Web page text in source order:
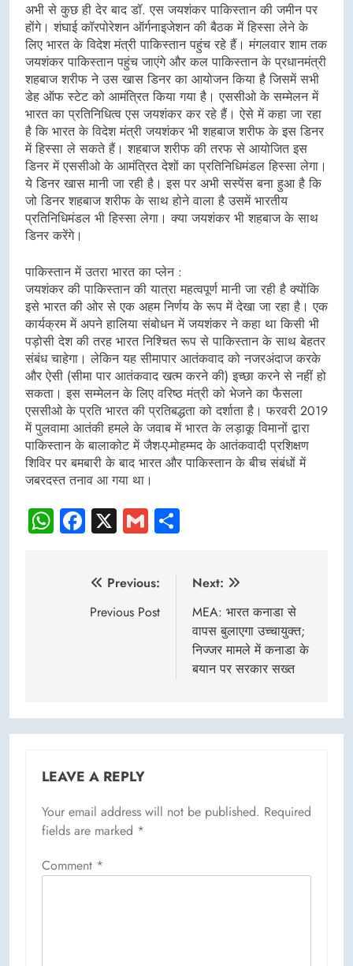
अभी से कुछ ही देर बाद डॉ. एस जयशंकर पाकिस्तान की जमीन पर
होंगे। शंघाई कॉरपोरेशन ऑर्गनाइजेशन की बैठक में हिस्सा लेने के
लिए भारत के विदेश मंत्री पाकिस्तान पहुंच रहे हैं। मंगलवार शाम तक
जयशंकर पाकिस्तान पहुंच जाएंगे और कल पाकिस्तान के प्रधानमंत्री
शहबाज शरीफ ने उस खास डिनर का आयोजन किया है जिसमें सभी
डेह ऑफ स्टेट को आमंत्रित किया गया है। एससीओ के सम्मेलन में
भारत का प्रतिनिधित्व एस जयशंकर कर रहे हैं। ऐसे में कहा जा रहा
है कि भारत के विदेश मंत्री जयशंकर भी शहबाज शरीफ के इस डिनर
में हिस्सा ले सकते हैं। शहबाज शरीफ की तरफ से आयोजित इस
डिनर में एससीओ के आमंत्रित देशों का प्रतिनिधिमंडल हिस्सा लेगा।
ये डिनर खास मानी जा रही है। इस पर अभी सस्पेंस बना हुआ है कि
जो डिनर शहबाज शरीफ के साथ होने वाला है उसमें भारतीय
प्रतिनिधिमंडल भी हिस्सा लेगा। क्या जयशंकर भी शहबाज के साथ
डिनर करेंगे।
पाकिस्तान में उतरा भारत का प्लेन :
जयशंकर की पाकिस्तान की यात्रा महत्वपूर्ण मानी जा रही है क्योंकि
इसे भारत की ओर से एक अहम निर्णय के रूप में देखा जा रहा है। एक
कार्यक्रम में अपने हालिया संबोधन में जयशंकर ने कहा था किसी भी
पड़ोसी देश की तरह भारत निश्चित रूप से पाकिस्तान के साथ बेहतर
संबंध चाहेगा। लेकिन यह सीमापार आतंकवाद को नजरअंदाज करके
और ऐसी (सीमा पार आतंकवाद खत्म करने की) इच्छा करने से नहीं हो
सकता। इस सम्मेलन के लिए वरिष्ठ मंत्री को भेजने का फैसला
एससीओ के प्रति भारत की प्रतिबद्धता को दर्शाता है। फरवरी 2019
में पुलवामा आतंकी हमले के जवाब में भारत के लड़ाकू विमानों द्वारा
पाकिस्तान के बालाकोट में जैश-ए-मोहम्मद के आतंकवादी प्रशिक्षण
शिविर पर बमबारी के बाद भारत और पाकिस्तान के बीच संबंधों में
जबरदस्त तनाव आ गया था।
WhatsApp
Facebook
X Gmail
navigation
Previous:
Previous Post
Next:
MEA: भारत कनाडा से
वापस बुलाएगा उच्चायुक्त;
निज्जर मामले में कनाडा के
बयान पर सरकार सख्त
LEAVE A REPLY
Your email address will not be published. Required
fields are marked *
Comment *